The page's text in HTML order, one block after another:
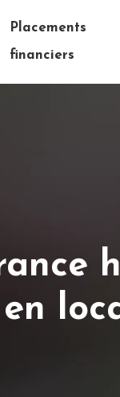
Placements
financiers